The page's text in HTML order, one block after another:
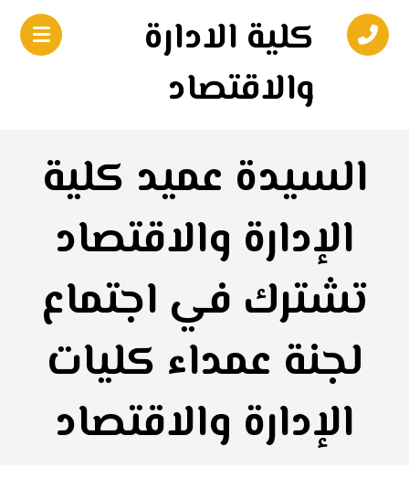
كلية الادارة
والاقتصاد
السيدة عميد كلية
الإدارة والاقتصاد
تشترك في اجتماع
لجنة عمداء كليات
الإدارة والاقتصاد